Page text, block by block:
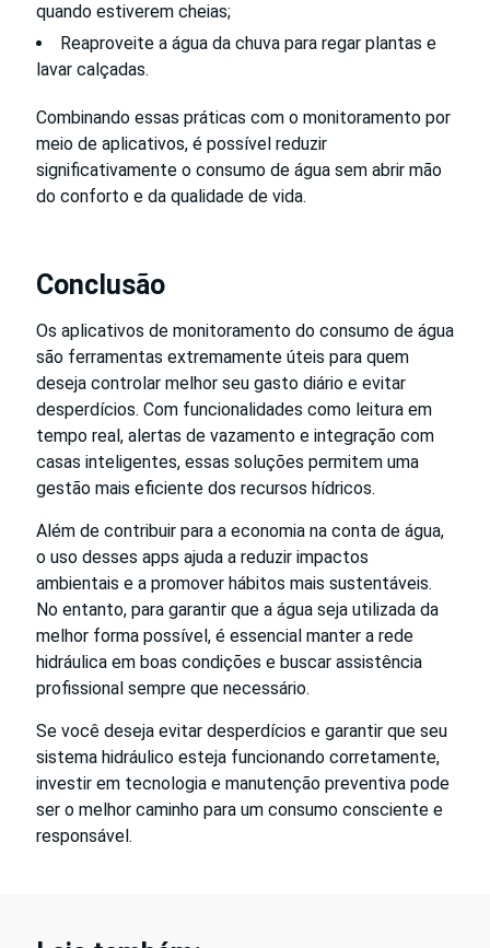
quando estiverem cheias;
Reaproveite a água da chuva para regar plantas e
lavar calçadas.
Combinando essas práticas com o monitoramento por
meio de aplicativos, é possível reduzir
significativamente o consumo de água sem abrir mão
do conforto e da qualidade de vida.
Conclusão
Os aplicativos de monitoramento do consumo de água
são ferramentas extremamente úteis para quem
deseja controlar melhor seu gasto diário e evitar
desperdícios. Com funcionalidades como leitura em
tempo real, alertas de vazamento e integração com
casas inteligentes, essas soluções permitem uma
gestão mais eficiente dos recursos hídricos.
Além de contribuir para a economia na conta de água,
o uso desses apps ajuda a reduzir impactos
ambientais e a promover hábitos mais sustentáveis.
No entanto, para garantir que a água seja utilizada da
melhor forma possível, é essencial manter a rede
hidráulica em boas condições e buscar assistência
profissional sempre que necessário.
Se você deseja evitar desperdícios e garantir que seu
sistema hidráulico esteja funcionando corretamente,
investir em tecnologia e manutenção preventiva pode
ser o melhor caminho para um consumo consciente e
responsável.